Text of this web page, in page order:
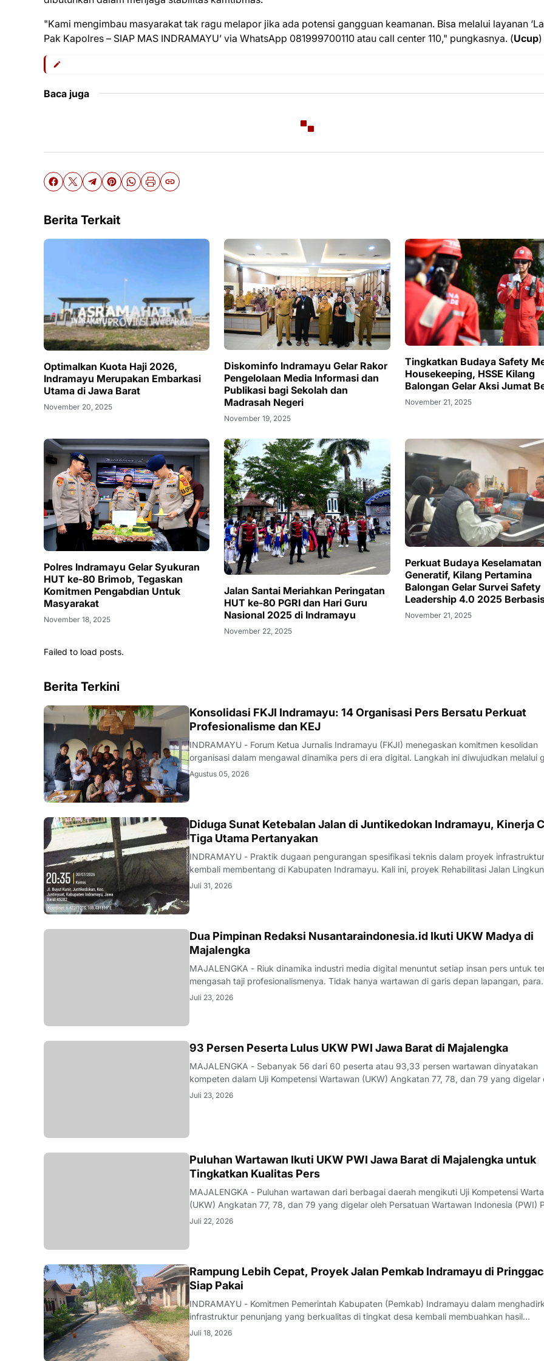
"Kami mengimbau masyarakat tak ragu melapor jika ada potensi gangguan keamanan. Bisa melalui layanan
Pak Kapolres – SIAP MAS INDRAMAYU’ via WhatsApp 081999700110 atau call center 110," pungkasnya. (Ucup)
Baca juga
Berita Terkait
Optimalkan Kuota Haji 2026,
Indramayu Merupakan Embarkasi
Utama di Jawa Barat
November 20, 2025
Diskominfo Indramayu Gelar Rakor
Pengelolaan Media Informasi dan
Publikasi bagi Sekolah dan
Madrasah Negeri
November 19, 2025
Tingkatkan Budaya Safety
Housekeeping, HSSE Kilang
Balongan Gelar Aksi Jumat
November 21, 2025
Polres Indramayu Gelar Syukuran
HUT ke-80 Brimob, Tegaskan
Komitmen Pengabdian Untuk
Masyarakat
November 18, 2025
Jalan Santai Meriahkan Peringatan
HUT ke-80 PGRI dan Hari Guru
Nasional 2025 di Indramayu
November 22, 2025
Perkuat Budaya Keselamatan
Generatif, Kilang Pertamina
Balongan Gelar Survei Safety
Leadership 4.0 2025
CLSR
November 21, 2025
Failed to load posts.
Berita Terkini
Konsolidasi FKJI Indramayu: 14 Organisasi Pers Bersatu Perkuat
Profesionalisme dan KEJ
INDRAMAYU - Forum Ketua Jurnalis Indramayu (FKJI) menegaskan komitmen kesolidan
organisasi dalam mengawal dinamika pers di era digital. Langkah ini diwujudkan melalui
rapat konsolidasi internal bertempat di Rumah Makan Payoe, Jalan Olahraga,
Agustus 05, 2026
KRIMINAL
Diduga Sunat Ketebalan Jalan di Juntikedokan Indramayu, Kinerja
Tiga Utama Pertanyakan
INDRAMAYU - Praktik dugaan pengurangan spesifikasi teknis dalam proyek
kembali membentang di Kabupaten Indramayu. Kali ini, proyek Rehabilitasi Jalan
Desa Juntikedokan I, Kecamatan Juntinyuat, berada di bawah sorotan tajam lantaran
Juli 31, 2026
Dua Pimpinan Redaksi Nusantaraindonesia.id Ikuti UKW Madya di
Majalengka
MAJALENGKA - Riuk dinamika industri media digital menuntut setiap insan pers untuk
mengasah taji profesionalismenya. Tidak hanya wartawan di garis depan lapangan, para
nakhoda redaksi pun merasa perlu kembali bercermin dan menguji kapasitas diri demi
Juli 23, 2026
93 Persen Peserta Lulus UKW PWI Jawa Barat di Majalengka
MAJALENGKA - Sebanyak 56 dari 60 peserta atau 93,33 persen wartawan dinyatakan
kompeten dalam Uji Kompetensi Wartawan (UKW) Angkatan 77, 78, dan 79 yang digelar
Majalengka pada 22–23 Juli 2026.Penguji UKW, Rita, menyampaikan hasil evaluasi
Juli 23, 2026
Puluhan Wartawan Ikuti UKW PWI Jawa Barat di Majalengka untuk
Tingkatkan Kualitas Pers
MAJALENGKA - Puluhan wartawan dari berbagai daerah mengikuti Uji Kompetensi
(UKW) Angkatan 77, 78, dan 79 yang digelar oleh Persatuan Wartawan Indonesia (PWI)
Jawa Barat di Majalengka, Rabu (22/7/2026).Pelaksana Tugas (Plt) Ketua PWI Jawa
Juli 22, 2026
LOKAL
Rampung Lebih Cepat, Proyek Jalan Pemkab Indramayu di
Siap Pakai
INDRAMAYU - Komitmen Pemerintah Kabupaten (Pemkab) Indramayu dalam
infrastruktur penunjang yang berkualitas di tingkat desa kembali membuahkan hasil
nyata. Melalui sinergi yang apik antara pemangku kebijakan dan penyedia jasa, proyek
Juli 18, 2026